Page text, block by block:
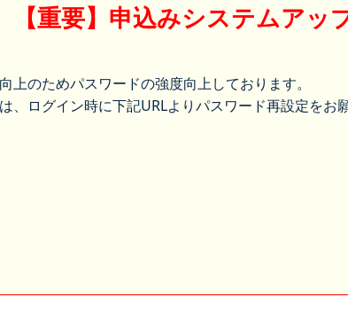
【重要】申込みシステムア
のためパスワードの強度向上しております。
ログイン時に下記URLよりパスワード再設定をお